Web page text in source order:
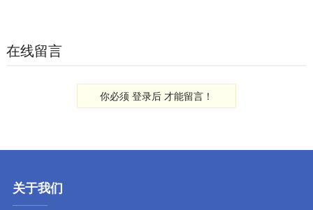
在线留言
你必须 登录后才能留言！
关于我们